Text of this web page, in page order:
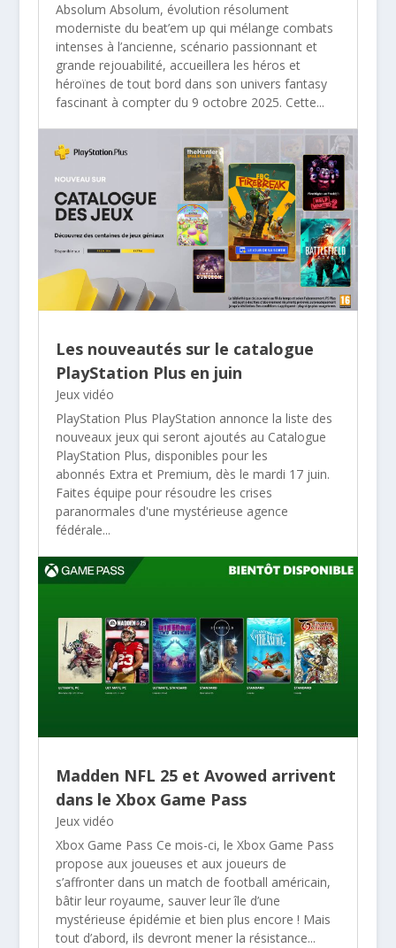
Absolum Absolum, évolution résolument
moderniste du beat’em up qui mélange combats
intenses à l’ancienne, scénario passionnant et
grande rejouabilité, accueillera les héros et
héroïnes de tout bord dans son univers fantasy
fascinant à compter du 9 octobre 2025. Cette...
Les nouveautés sur le catalogue
PlayStation Plus en juin
Jeux vidéo
PlayStation Plus PlayStation annonce la liste des
nouveaux jeux qui seront ajoutés au Catalogue
PlayStation Plus, disponibles pour les
abonnés Extra et Premium, dès le mardi 17 juin.
Faites équipe pour résoudre les crises
paranormales d'une mystérieuse agence
fédérale...
Madden NFL 25 et Avowed arrivent
dans le Xbox Game Pass
Jeux vidéo
Xbox Game Pass Ce mois-ci, le Xbox Game Pass
propose aux joueuses et aux joueurs de
s’affronter dans un match de football américain,
bâtir leur royaume, sauver leur île d’une
mystérieuse épidémie et bien plus encore ! Mais
tout d’abord, ils devront mener la résistance...